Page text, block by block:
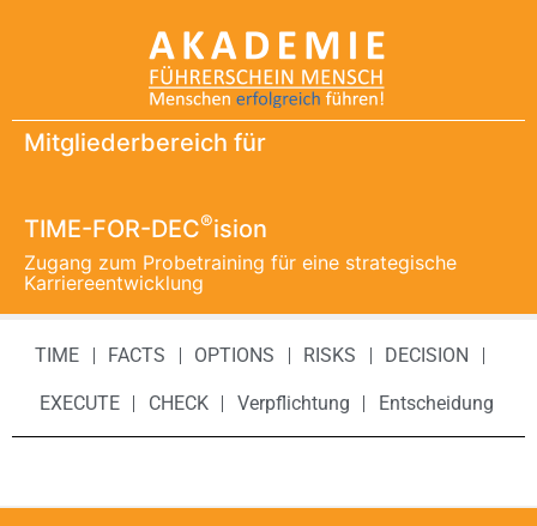
Mitgliederbereich für
TIME-FOR-DEC®ision
Zugang zum Probetraining für eine strategische
Karriereentwicklung
TIME FACTS OPTIONS RISKS DECISION
EXECUTE CHECK Verpflichtung Entscheidung